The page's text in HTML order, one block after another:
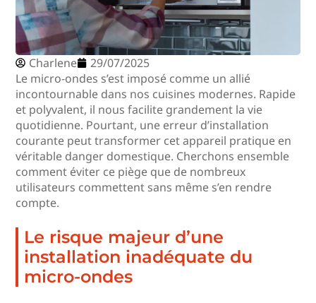
Charlene
29/07/2025
Le micro-ondes s’est imposé comme un allié
incontournable dans nos cuisines modernes. Rapide
et polyvalent, il nous facilite grandement la vie
quotidienne. Pourtant, une erreur d’installation
courante peut transformer cet appareil pratique en
véritable danger domestique. Cherchons ensemble
comment éviter ce piège que de nombreux
utilisateurs commettent sans même s’en rendre
compte.
Le risque majeur d’une
installation inadéquate du
micro-ondes